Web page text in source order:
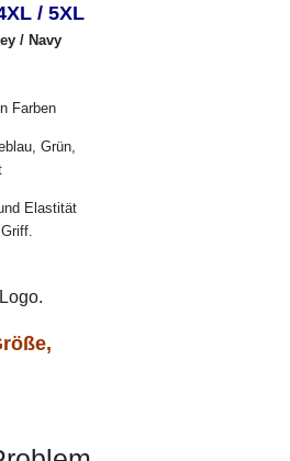
/ 5XL
/ Navy
Farben
Grün,
Elastität